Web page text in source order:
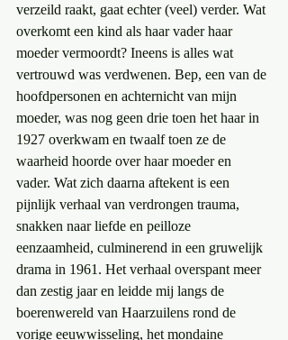
verzeild raakt, gaat echter (veel) verder. Wat
overkomt een kind als haar vader haar
moeder vermoordt? Ineens is alles wat
vertrouwd was verdwenen. Bep, een van de
hoofdpersonen en achternicht van mijn
moeder, was nog geen drie toen het haar in
1927 overkwam en twaalf toen ze de
waarheid hoorde over haar moeder en
vader. Wat zich daarna aftekent is een
pijnlijk verhaal van verdrongen trauma,
snakken naar liefde en peilloze
eenzaamheid, culminerend in een gruwelijk
drama in 1961. Het verhaal overspant meer
dan zestig jaar en leidde mij langs de
boerenwereld van Haarzuilens rond de
vorige eeuwwisseling, het mondaine